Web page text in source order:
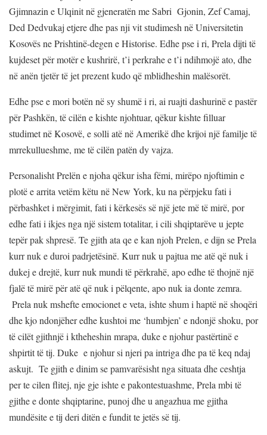
Gjimnazin e Ulqinit në gjeneratën me Sabri Gjonin, Zef Camaj,
Ded Dedvukaj etjere dhe pas nji vit studimesh në Universitetin
Kosovës ne Prishtinë-degen e Historise. Edhe pse i ri, Prela dijti të
kujdeset për motër e kushrirë, t’i perkrahe e t’i ndihmojë ato, dhe
në anën tjetër të jet prezent kudo që mblidheshin malësorët.
Edhe pse e mori botën në sy shumë i ri, ai ruajti dashurinë e pastër
për Pashkën, të cilën e kishte njohtuar, qëkur kishte filluar
studimet në Kosovë, e solli atë në Amerikë dhe krijoi një familje të
mrrekullueshme, me të cilën patën dy vajza.
Personalisht Prelën e njoha qëkur isha fëmi, mirëpo njoftimin e
plotë e arrita vetëm këtu në New York, ku na përpjeku fati i
përbashket i mërgimit, fati i kërkesës së një jete më të mirë, por
edhe fati i ikjes nga një sistem totalitar, i cili shqiptarëve u jepte
tepër pak shpresë. Te gjith ata qe e kan njoh Prelen, e dijn se Prela
kurr nuk e duroi padrjetësinë. Kurr nuk u pajtua me atë që nuk i
dukej e drejtë, kurr nuk mundi të përkrahë, apo edhe të thojnë një
fjalë të mirë për atë që nuk i pëlqente, apo nuk ia donte zemra.
Prela nuk mshefte emocionet e veta, ishte shum i haptë në shoqëri
dhe kjo ndonjëher edhe kushtoi me ‘humbjen’ e ndonjë shoku, por
të cilët gjithnjë i ktheheshin mrapa, duke e njohur pastërtinë e
shpirtit të tij. Duke e njohur si njeri pa intriga dhe pa të keq ndaj
askujt. Te gjith e dinim se pamvarësisht nga situata dhe ceshtja
per te cilen flitej, nje gje ishte e pakontestuashme, Prela mbi të
gjithe e donte shqiptarine, punoj dhe u angazhua me gjitha
mundësite e tij deri ditën e fundit te jetës së tij.